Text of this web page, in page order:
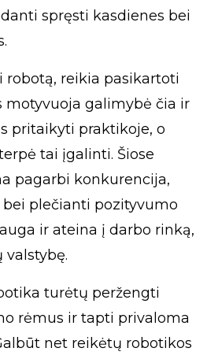
spręsti kasdienes bei
robotą, reikia pasikartoti
motyvuoja galimybė čia ir
pritaikyti praktikoje, o
tai įgalinti. Šiose
pagarbi konkurencija,
plečianti pozityvumo
ir ateina į darbo rinką,
valstybę.
turėtų peržengti
rėmus ir tapti privaloma
net reikėtų robotikos